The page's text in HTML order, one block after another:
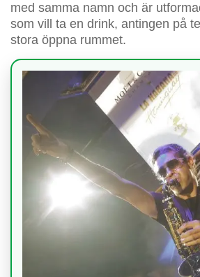
med samma namn och är
som vill ta en drink, antingen på
stora öppna rummet.